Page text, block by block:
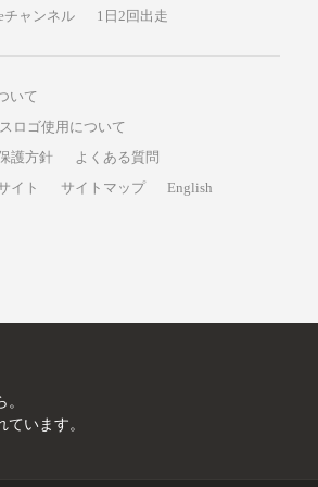
チャンネル 1日2回出走
いて
ロゴ使用について
護方針
よくある質問
イト サイトマップ English
います。